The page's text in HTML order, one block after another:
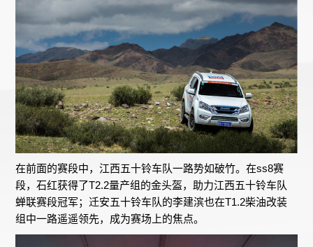
在前面的赛段中，江西五十铃车队一路势如破竹。在ss8赛
段，石红获得了T2.2量产组的金头盔，助力江西五十铃车队
蝉联赛段冠军；迁安五十铃车队的李建滨也在T1.2柴油改装
组中一路遥遥领先，成为赛场上的焦点。